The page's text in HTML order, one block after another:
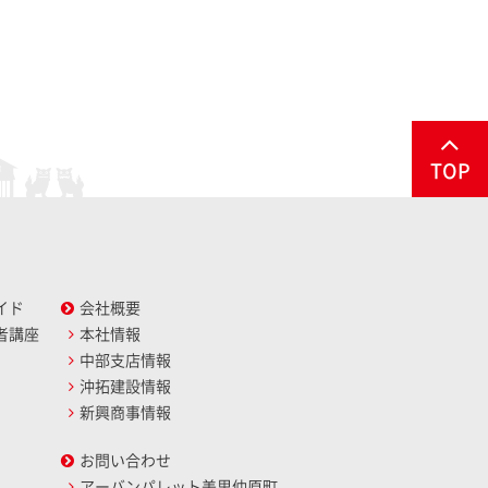
TOP
ド
講座
会社概要
本社情報
中部支店情報
沖拓建設情報
新興商事情報
お問い合わせ